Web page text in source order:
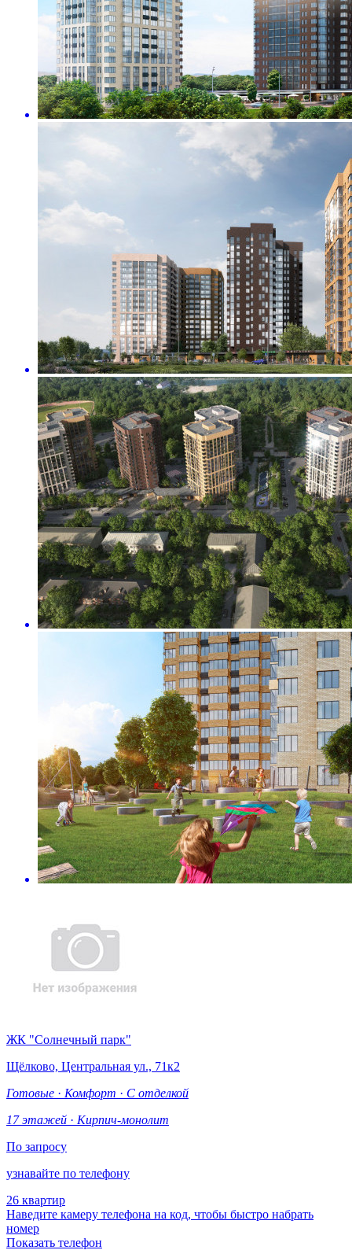
ЖК "Солнечный парк"
Щёлково, Центральная ул., 71к2
Готовые · Комфорт · С отделкой
17 этажей · Кирпич-монолит
По запросу
узнавайте по телефону
26 квартир
Наведите камеру телефона на код, чтобы быстро набрать
номер
Показать телефон